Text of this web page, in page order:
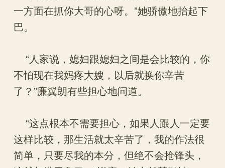
一方面在抓你大哥的心呀。”她骄傲地抬起下
巴。
“人家说，媳妇跟媳妇之间是会比较的，你
不怕现在我妈疼大嫂，以后就换你辛苦
了？”廉翼朗有些担心地问道。
“这点根本不需要担心，如果人跟人一定要
这样比较，那生活就太辛苦了，我的作法很
简单，只要尽我的本分，但绝不会抢锋头，